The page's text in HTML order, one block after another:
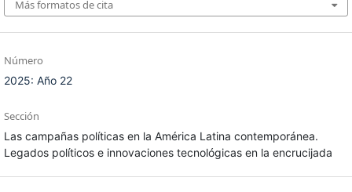
Más formatos de cita
Número
2025: Año 22
Sección
Las campañas políticas en la América Latina contemporánea.
Legados políticos e innovaciones tecnológicas en la encrucijada